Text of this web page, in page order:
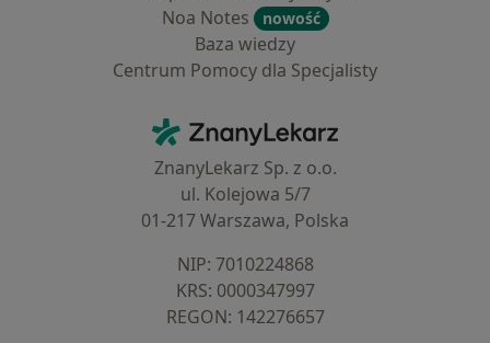
Noa Notes
nowość
Baza wiedzy
Centrum Pomocy dla Specjalisty
ZnanyLekarz - Strona główna
ZnanyLekarz Sp. z o.o.
ul. Kolejowa 5/7
01-217 Warszawa, Polska
NIP: ⁠7010224868
KRS: ⁠0000347997
REGON: ⁠142276657